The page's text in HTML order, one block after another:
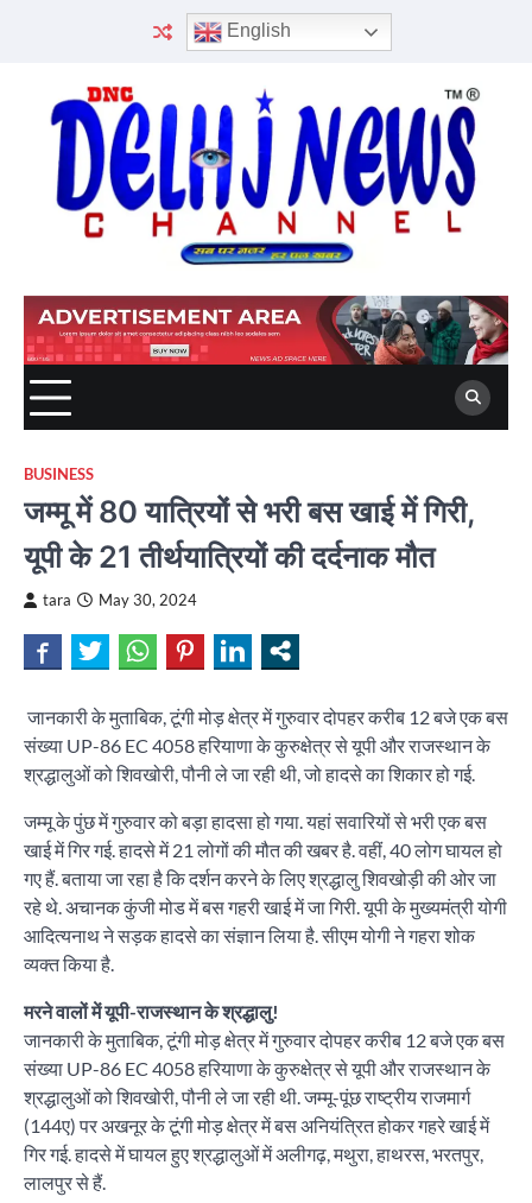
English
BUSINESS
जम्मू में 80 यात्रियों से भरी बस खाई में गिरी,
यूपी के 21 तीर्थयात्रियों की दर्दनाक मौत
tara May 30, 2024
जानकारी के मुताबिक, टूंगी मोड़ क्षेत्र में गुरुवार दोपहर करीब 12 बजे एक बस
संख्या UP-86 EC 4058 हरियाणा के कुरुक्षेत्र से यूपी और राजस्‍थान के
श्रद्धालुओं को शिवखोरी, पौनी ले जा रही थी, जो हादसे का शिकार हो गई.
जम्मू के पुंछ में गुरुवार को बड़ा हादसा हो गया. यहां सवारियों से भरी एक बस
खाई में गिर गई. हादसे में 21 लोगों की मौत की खबर है. वहीं, 40 लोग घायल हो
गए हैं. बताया जा रहा है कि दर्शन करने के लिए श्रद्धालु शिवखोड़ी की ओर जा
रहे थे. अचानक कुंजी मोड में बस गहरी खाई में जा गिरी. यूपी के मुख्‍यमंत्री योगी
आदित्‍यनाथ ने सड़क हादसे का संज्ञान लिया है. सीएम योगी ने गहरा शोक
व्‍यक्‍त किया है.
मरने वालों में यूपी-राजस्‍थान के श्रद्धालु!
जानकारी के मुताबिक, टूंगी मोड़ क्षेत्र में गुरुवार दोपहर करीब 12 बजे एक बस
संख्या UP-86 EC 4058 हरियाणा के कुरुक्षेत्र से यूपी और राजस्‍थान के
श्रद्धालुओं को शिवखोरी, पौनी ले जा रही थी. जम्मू-पूंछ राष्ट्रीय राजमार्ग
(144ए) पर अखनूर के टूंगी मोड़ क्षेत्र में बस अनियंत्रित होकर गहरे खाई में
गिर गई. हादसे में घायल हुए श्रद्धालुओं में अलीगढ़, मथुरा, हाथरस, भरतपुर,
लालपुर से हैं.